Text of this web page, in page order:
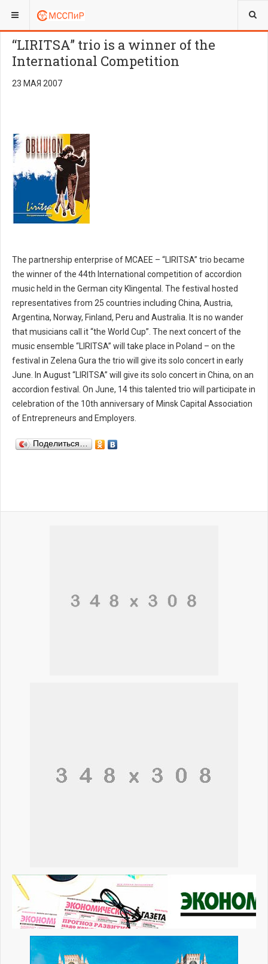
ВЫ ЗДЕСЬ:
“LIRITSA” trio is a winner of the
International Competition
23 МАЯ 2007
The partnership enterprise of MCAEE – “LIRITSA” trio became
the winner of the 44th International competition of accordion
music held in the German city Klingental. The festival hosted
representatives from 25 countries including China, Austria,
Argentina, Norway, Finland, Peru and Australia. It is no wander
that musicians call it “the World Cup”. The next concert of the
music ensemble “LIRITSA” will take place in Poland – on the
festival in Zelena Gura the trio will give its solo concert in early
June. In August “LIRITSA” will give its solo concert in China, on an
accordion festival. On June, 14 this talented trio will participate in
celebration of the 10th anniversary of Minsk Capital Association
of Entrepreneurs and Employers.
Поделиться…